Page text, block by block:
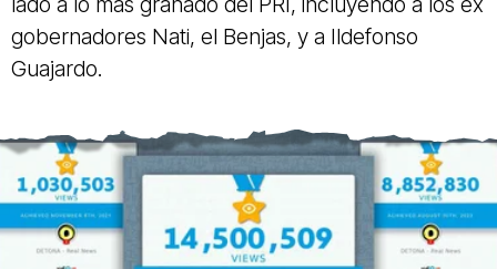
gobernadores Nati, el Benjas, y a Ildefonso
Guajardo.